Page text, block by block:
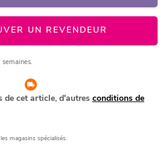
UN REVENDEUR
de cet article, d'autres conditions de
magasins spécialisés.